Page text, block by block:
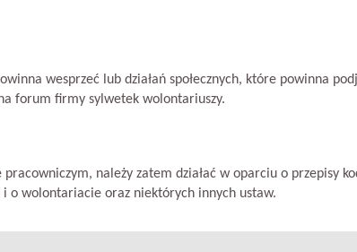
wesprzeć lub działań społecznych, które powinna
forum firmy sylwetek wolontariuszy.
należy zatem działać w oparciu o przepisy
i o wolontariacie oraz niektórych innych ustaw.